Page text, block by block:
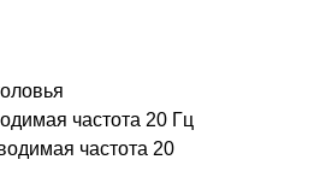
частота 20 Гц
частота 20